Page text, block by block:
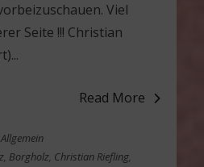
Viel
Seite !!! Christian
Read More
Allgemein
, Borgholz, Christian Riefling,